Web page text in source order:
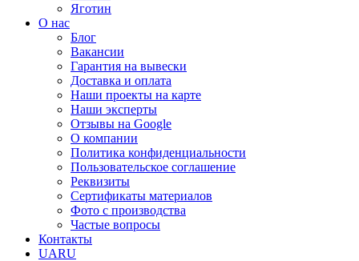
Яготин
О нас
Блог
Вакансии
Гарантия на вывески
Доставка и оплата
Наши проекты на карте
Наши эксперты
Отзывы на Google
О компании
Политика конфиденциальности
Пользовательское соглашение
Реквизиты
Сертификаты материалов
Фото с производства
Частые вопросы
Контакты
UARU